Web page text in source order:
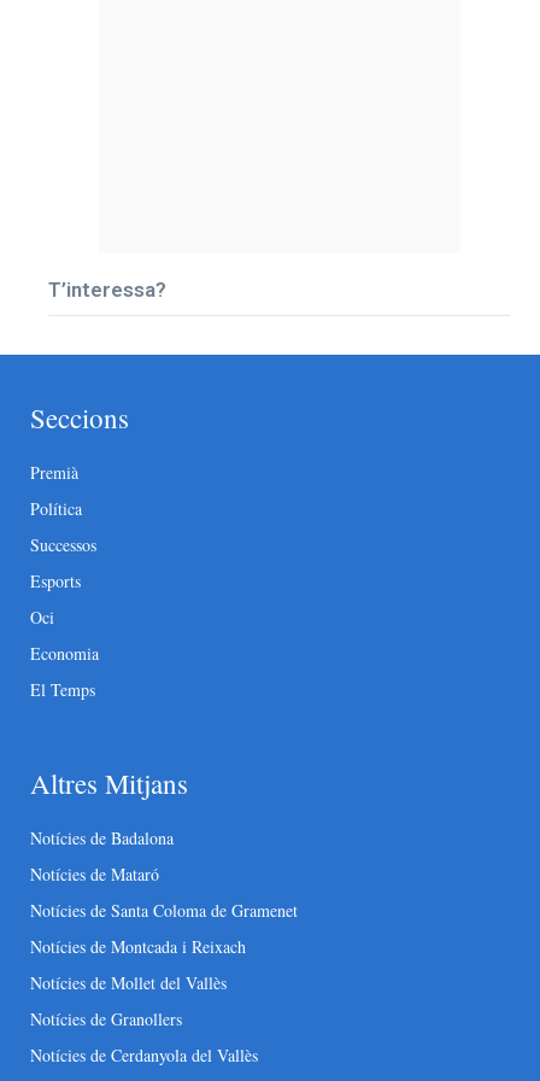
T’interessa?
Seccions
Premià
Política
Successos
Esports
Oci
Economia
El Temps
Altres Mitjans
Notícies de Badalona
Notícies de Mataró
Notícies de Santa Coloma de Gramenet
Notícies de Montcada i Reixach
Notícies de Mollet del Vallès
Notícies de Granollers
Notícies de Cerdanyola del Vallès